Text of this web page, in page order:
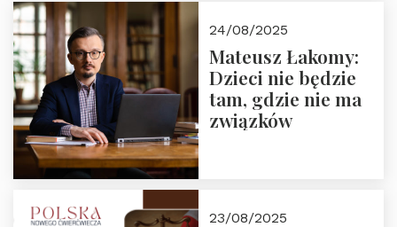
24/08/2025
Mateusz Łakomy:
Dzieci nie będzie
tam, gdzie nie ma
związków
23/08/2025